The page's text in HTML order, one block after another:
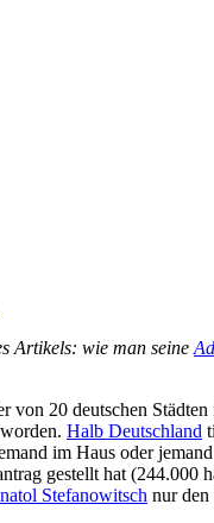
Artikels: wie man seine
von 20 deutschen Städten
Halb Deutschland
im Haus oder
gestellt hat (244.000
Stefanowitsch nur